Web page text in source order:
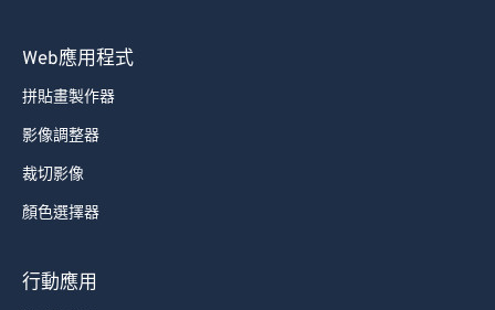
Web應用程式
拼貼畫製作器
影像調整器
裁切影像
顏色選擇器
行動應用